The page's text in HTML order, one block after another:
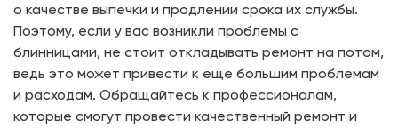
о качестве выпечки и продлении срока их службы.
Поэтому, если у вас возникли проблемы с
блинницами, не стоит откладывать ремонт на потом,
ведь это может привести к еще большим проблемам
и расходам. Обращайтесь к профессионалам,
которые смогут провести качественный ремонт и